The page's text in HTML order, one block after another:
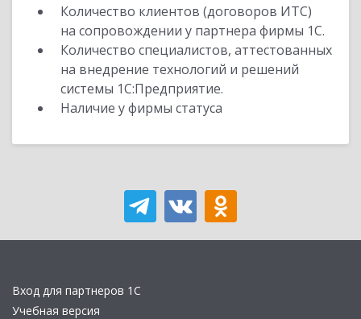
Количество клиентов (договоров ИТС)
на сопровождении у партнера фирмы 1С.
Количество специалистов, аттестованных
на внедрение технологий и решений
системы 1С:Предприятие.
Наличие у фирмы статуса
Вход для партнеров 1С
Учебная версия